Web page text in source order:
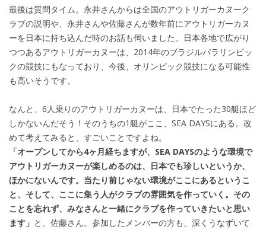
最後は質問タイム。永井さんからは全国のアウトリガーカヌーク
ラブの説明や、永井さんや佐藤さんが数年前にアウトリガーカヌ
ーを日本に持ち込んだ時のお話も伺いました。日本各地で広がり
つつあるアウトリガーカヌーは、2014年のブラジルパラリンピッ
クの競技にもなっており、今後、オリンピック競技になる可能性
も高いそうです。
なんと、6人乗りのアウトリガーカヌーは、日本でたった30艇ほど
しかないんだそう！そのうちの1艇がここ、SEA DAYSにある。改
めて考えてみると、すごいことですよね。
「オープンしてから4ヶ月経ちますが、SEA DAYSのような環境で
アウトリガーカヌーが楽しめるのは、日本でも珍しいというか、
ほかにないんです。当たり前じゃない環境がここにあるというこ
と、そして、ここに集う人がクラブの雰囲気を作っていく。その
ことを忘れず、みなさんと一緒にクラブを作っていきたいと思い
ます」 と、佐藤さん。参加したメンバーの方も、深くうなずいて